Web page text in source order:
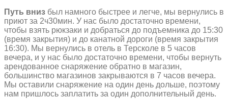
Путь вниз был намного быстрее и легче, мы вернулись в
приют за 2ч30мин. У нас было достаточно времени,
чтобы взять рюкзаки и добраться до подъемника до 15:30
(время закрытия) и до канатной дороги (время закрытия
16:30). Мы вернулись в отель в Терсколе в 5 часов
вечера, и у нас было достаточно времени, чтобы вернуть
арендованное снаряжение обратно в магазин,
большинство магазинов закрываются в 7 часов вечера.
Мы оставили снаряжение на один день дольше, поэтому
нам пришлось заплатить за один дополнительный день.